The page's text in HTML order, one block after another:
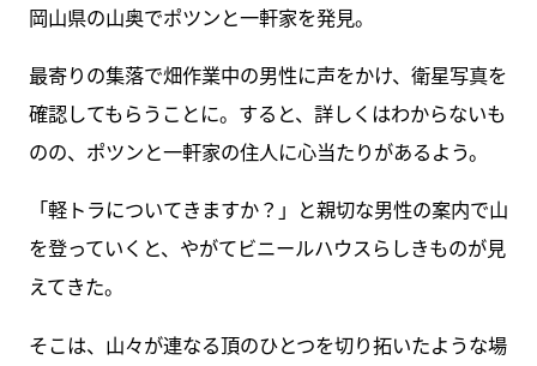
岡山県の山奥でポツンと一軒家を発見。
最寄りの集落で畑作業中の男性に声をかけ、衛星写真を
確認してもらうことに。すると、詳しくはわからないも
のの、ポツンと一軒家の住人に心当たりがあるよう。
「軽トラについてきますか？」と親切な男性の案内で山
を登っていくと、やがてビニールハウスらしきものが見
えてきた。
そこは、山々が連なる頂のひとつを切り拓いたような場